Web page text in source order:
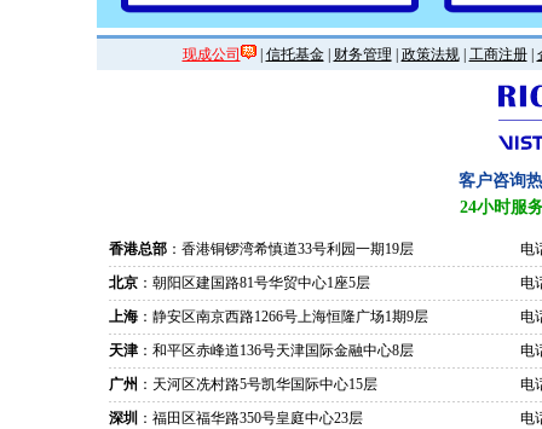
现成公司 | 信托基金| 财务管理 政策法规| 工商注册|
客户咨询
24小时服
香港总部 ：香港铜锣湾希慎道33号利园一期19层
电
北京 ：朝阳区建国路81号华贸中心1座5层
电
上海 ：静安区南京西路1266号上海恒隆广场1期9层
电
天津 ：和平区赤峰道136号天津国际金融中心8层
电
广州 ：天河区冼村路5号凯华国际中心15层
电
深圳 ：福田区福华路350号皇庭中心23层
电